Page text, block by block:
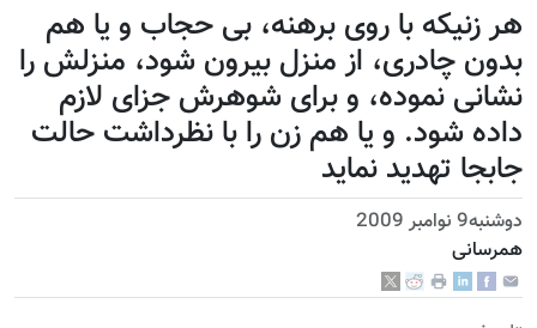
هر زنیکه با روی برهنه، بی حجاب و یا هم
بدون چادری، از منزل بیرون شود، منزلش را
نشانی نموده، و برای شوهرش جزای لازم
داده شود. و یا هم زن را با نظرداشت حالت
جابجا تهدید نماید
دوشنبه9 نوامبر 2009
همرسانی